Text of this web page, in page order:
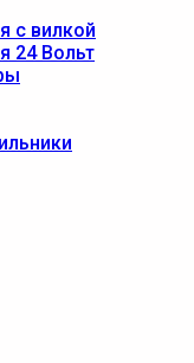
с вилкой
24 Вольт